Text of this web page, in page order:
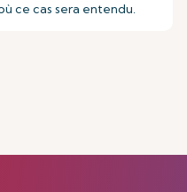
ce cas sera entendu.